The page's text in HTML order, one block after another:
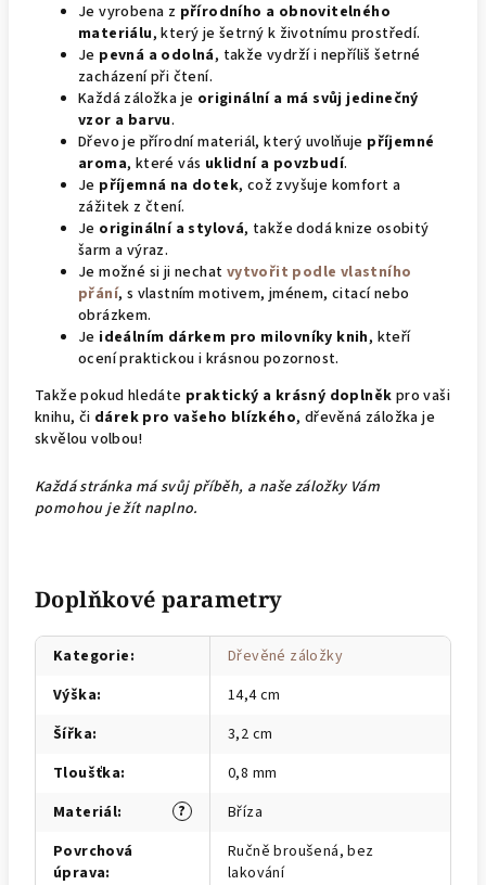
Je vyrobena z přírodního a obnovitelného
materiálu, který je šetrný k životnímu prostředí.
Je pevná a odolná, takže vydrží i nepříliš šetrné
zacházení při čtení.
Každá záložka je originální a má svůj jedinečný
vzor a barvu.
Dřevo je přírodní materiál, který uvolňuje příjemné
aroma, které vás uklidní a povzbudí.
Je příjemná na dotek, což zvyšuje komfort a
zážitek z čtení.
Je originální a stylová, takže dodá knize osobitý
šarm a výraz.
Je možné si ji nechat vytvořit podle vlastního
přání, s vlastním motivem, jménem, citací nebo
obrázkem.
Je ideálním dárkem pro milovníky knih, kteří
ocení praktickou i krásnou pozornost.
Takže pokud hledáte praktický a krásný doplněk pro vaši
knihu, či dárek pro vašeho blízkého, dřevěná záložka je
skvělou volbou!
Každá stránka má svůj příběh, a naše záložky Vám
pomohou je žít naplno.
Doplňkové parametry
Kategorie:
Dřevěné záložky
Výška:
14,4 cm
Šířka:
3,2 cm
Tloušťka:
0,8 mm
?
Materiál:
Bříza
Povrchová
úprava:
Ručně broušená, bez
lakování